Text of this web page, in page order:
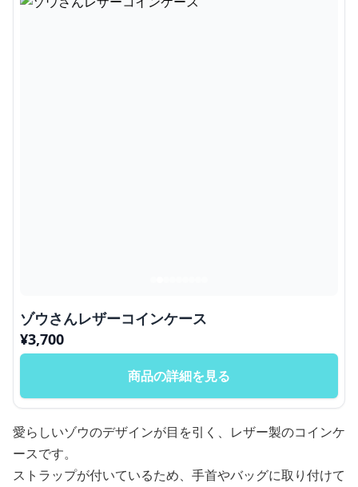
ゾウさんレザーコインケース
¥3,700
商品の詳細を見る
愛らしいゾウのデザインが目を引く、レザー製のコインケ
ースです。
ストラップが付いているため、手首やバッグに取り付けて